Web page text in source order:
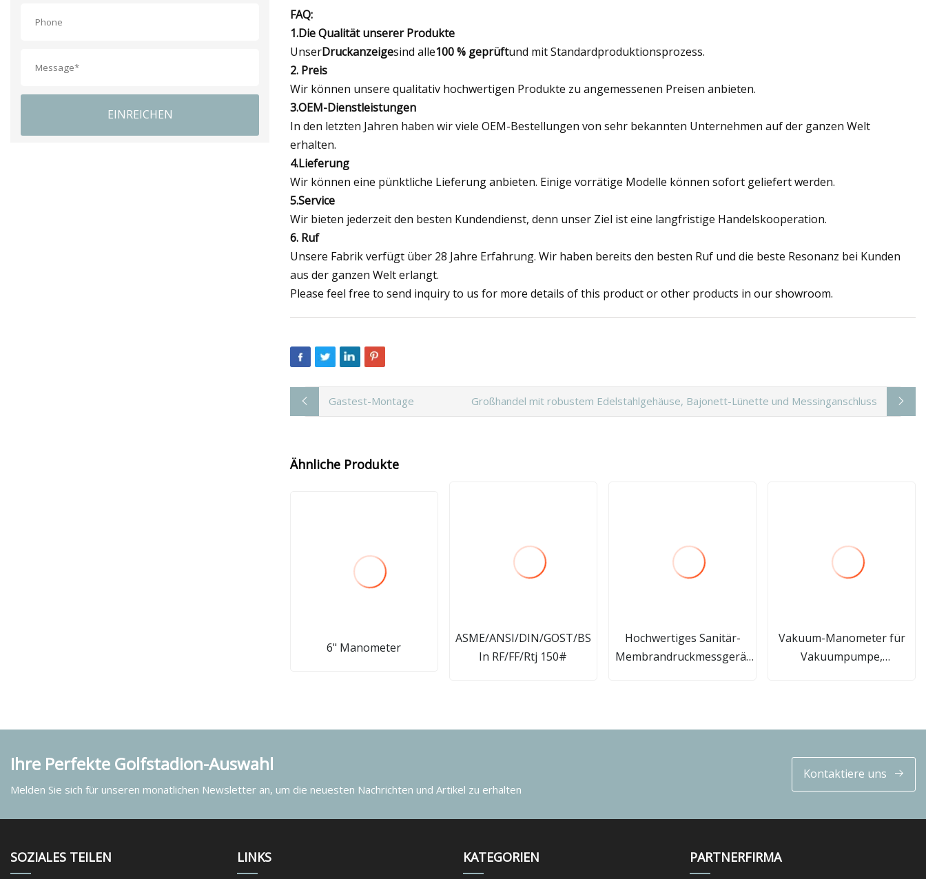
EINREICHEN
FAQ:
1.Die Qualität unserer Produkte
UnserDruckanzeigesind alle100 % geprüftund mit Standardproduktionsprozess.
2. Preis
Wir können unsere qualitativ hochwertigen Produkte zu angemessenen Preisen anbieten.
3.OEM-Dienstleistungen
In den letzten Jahren haben wir viele OEM-Bestellungen von sehr bekannten Unternehmen auf der ganzen Welt
erhalten.
4.Lieferung
Wir können eine pünktliche Lieferung anbieten. Einige vorrätige Modelle können sofort geliefert werden.
5.Service
Wir bieten jederzeit den besten Kundendienst, denn unser Ziel ist eine langfristige Handelskooperation.
6. Ruf
Unsere Fabrik verfügt über 28 Jahre Erfahrung. Wir haben bereits den besten Ruf und die beste Resonanz bei Kunden
aus der ganzen Welt erlangt.
Please feel free to send inquiry to us for more details of this product or other products in our showroom.
Gastest-Montage Großhandel mit robustem Edelstahlgehäuse, Bajonett-Lünette und Messinganschluss
Ähnliche Produkte
6" Manometer
ASME/ANSI/DIN/GOST/BS
In RF/FF/Rtj 150#
Hochwertiges Sanitär-
Membrandruckmessgerät
Vakuum-Manometer für
Vakuumpumpe,
Ihre Perfekte Golfstadion-Auswahl
Melden Sie sich für unseren monatlichen Newsletter an, um die neuesten Nachrichten und Artikel zu erhalten
Kontaktiere uns
SOZIALES TEILEN LINKS KATEGORIEN PARTNERFIRMA